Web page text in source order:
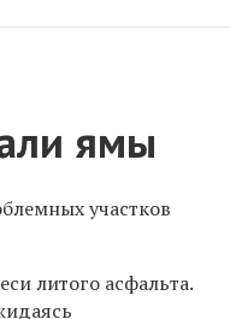
ямы
участков
литого асфальта.